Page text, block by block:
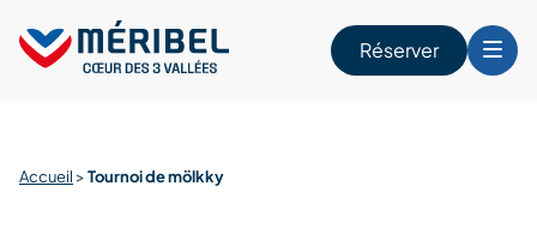
content
Réserver
Accueil >Tournoi de mölkky